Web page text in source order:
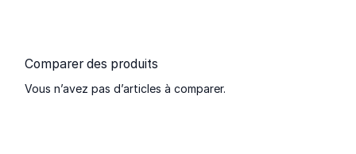
Comparer des produits
Vous n’avez pas d’articles à comparer.